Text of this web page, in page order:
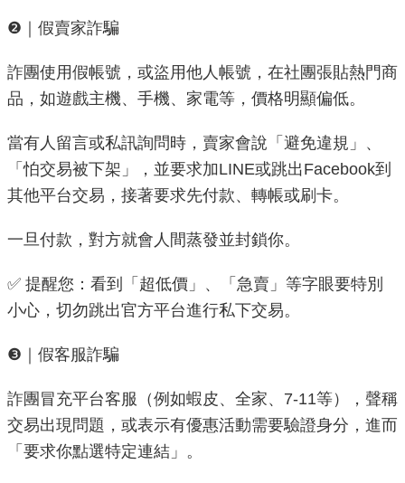
公
重
業
務
政
地
民
服
務
網
❷｜假賣家詐騙
詐團使用假帳號，或盜用他人帳號，在社團張貼熱門商
品，如遊戲主機、手機、家電等，價格明顯偏低。
當有人留言或私訊詢問時，賣家會說「避免違規」、
「怕交易被下架」，並要求加LINE或跳出Facebook到
其他平台交易，接著要求先付款、轉帳或刷卡。
一旦付款，對方就會人間蒸發並封鎖你。
✅ 提醒您：看到「超低價」、「急賣」等字眼要特別
小心，切勿跳出官方平台進行私下交易。
❸｜假客服詐騙
詐團冒充平台客服（例如蝦皮、全家、7-11等），聲稱
交易出現問題，或表示有優惠活動需要驗證身分，進而
「要求你點選特定連結」。